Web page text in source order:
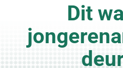
Dit